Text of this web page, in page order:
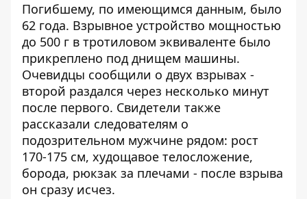
Погибшему, по имеющимся данным, было
62 года. Взрывное устройство мощностью
до 500 г в тротиловом эквиваленте было
прикреплено под днищем машины.
Очевидцы сообщили о двух взрывах -
второй раздался через несколько минут
после первого. Свидетели также
рассказали следователям о
подозрительном мужчине рядом: рост
170-175 см, худощавое телосложение,
борода, рюкзак за плечами - после взрыва
он сразу исчез.